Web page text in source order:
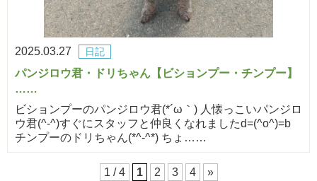
2025.03.27 日記
パンジロウ君・ドリちゃん【ビションプー・チンプー】
……
ビションプーのパンジロウ君(*´ω｀) 人懐っこいパンジロ
ウ君(^-^)すぐにスタッフと仲良くなれましたd=(^o^)=b
チンプーのドリちゃん(*^-^*) ちょ……
1 / 4 1 2 3 4 »